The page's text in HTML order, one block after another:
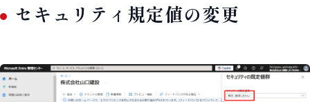
セキュリティ規定値の変更